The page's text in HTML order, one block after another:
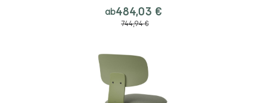
ab484,03 €
744,94 €